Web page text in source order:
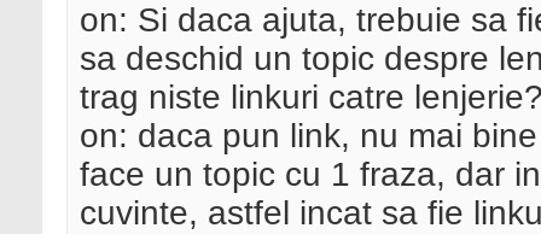
on: Si daca ajuta, trebuie sa
sa deschid un topic despre
trag niste linkuri catre
on: daca pun link, nu mai
face un topic cu 1 fraza, dar
cuvinte, astfel incat sa fie